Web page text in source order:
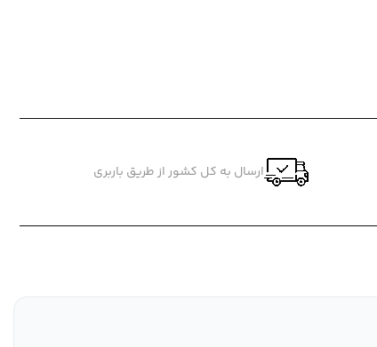
ارسال به کل کشور از طریق باربری